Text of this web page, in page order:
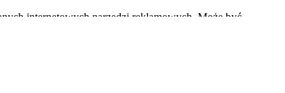
internetowych narzędzi reklamowych. Może być
możliwości reklamowe YouTube, kompleksowe